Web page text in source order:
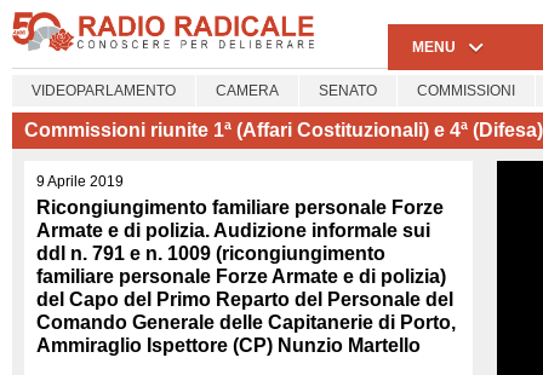
MENU
VIDEOPARLAMENTO CAMERA SENATO COMMISSIONI
Commissioni riunite 1ª (Affari Costituzionali) e 4ª
9 Aprile 2019
Ricongiungimento familiare personale Forze
Armate e di polizia. Audizione informale sui
ddl n. 791 e n. 1009 (ricongiungimento
familiare personale Forze Armate e di polizia)
del Capo del Primo Reparto del Personale del
Comando Generale delle Capitanerie di Porto,
Ammiraglio Ispettore (CP) Nunzio Martello